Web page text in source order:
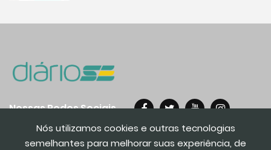
Nós utilizamos cookies e outras tecnologias
semelhantes para melhorar suas experiência, de
Nossas Redes Sociais